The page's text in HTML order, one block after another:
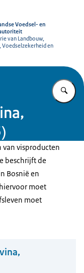
Voedsel- en
van Landbouw,
Voedselzekerheid en
van visproducten
beschrijft de
Bosnië en
moet
moet